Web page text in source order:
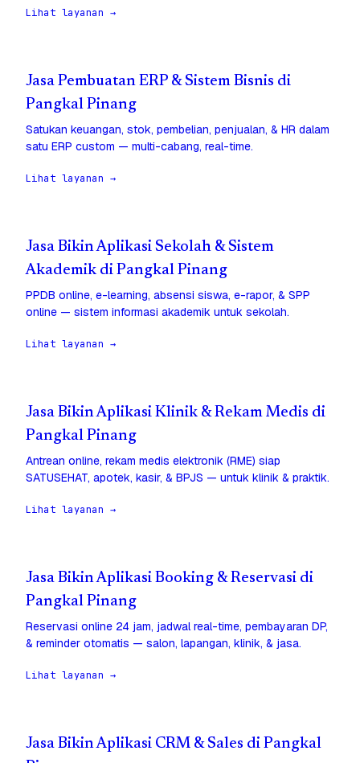
Lihat layanan →
Jasa Pembuatan ERP & Sistem Bisnis di
Pangkal Pinang
Satukan keuangan, stok, pembelian, penjualan, & HR dalam
satu ERP custom — multi-cabang, real-time.
Lihat layanan →
Jasa Bikin Aplikasi Sekolah & Sistem
Akademik di Pangkal Pinang
PPDB online, e-learning, absensi siswa, e-rapor, & SPP
online — sistem informasi akademik untuk sekolah.
Lihat layanan →
Jasa Bikin Aplikasi Klinik & Rekam Medis di
Pangkal Pinang
Antrean online, rekam medis elektronik (RME) siap
SATUSEHAT, apotek, kasir, & BPJS — untuk klinik & praktik.
Lihat layanan →
Jasa Bikin Aplikasi Booking & Reservasi di
Pangkal Pinang
Reservasi online 24 jam, jadwal real-time, pembayaran DP,
& reminder otomatis — salon, lapangan, klinik, & jasa.
Lihat layanan →
Jasa Bikin Aplikasi CRM & Sales di Pangkal